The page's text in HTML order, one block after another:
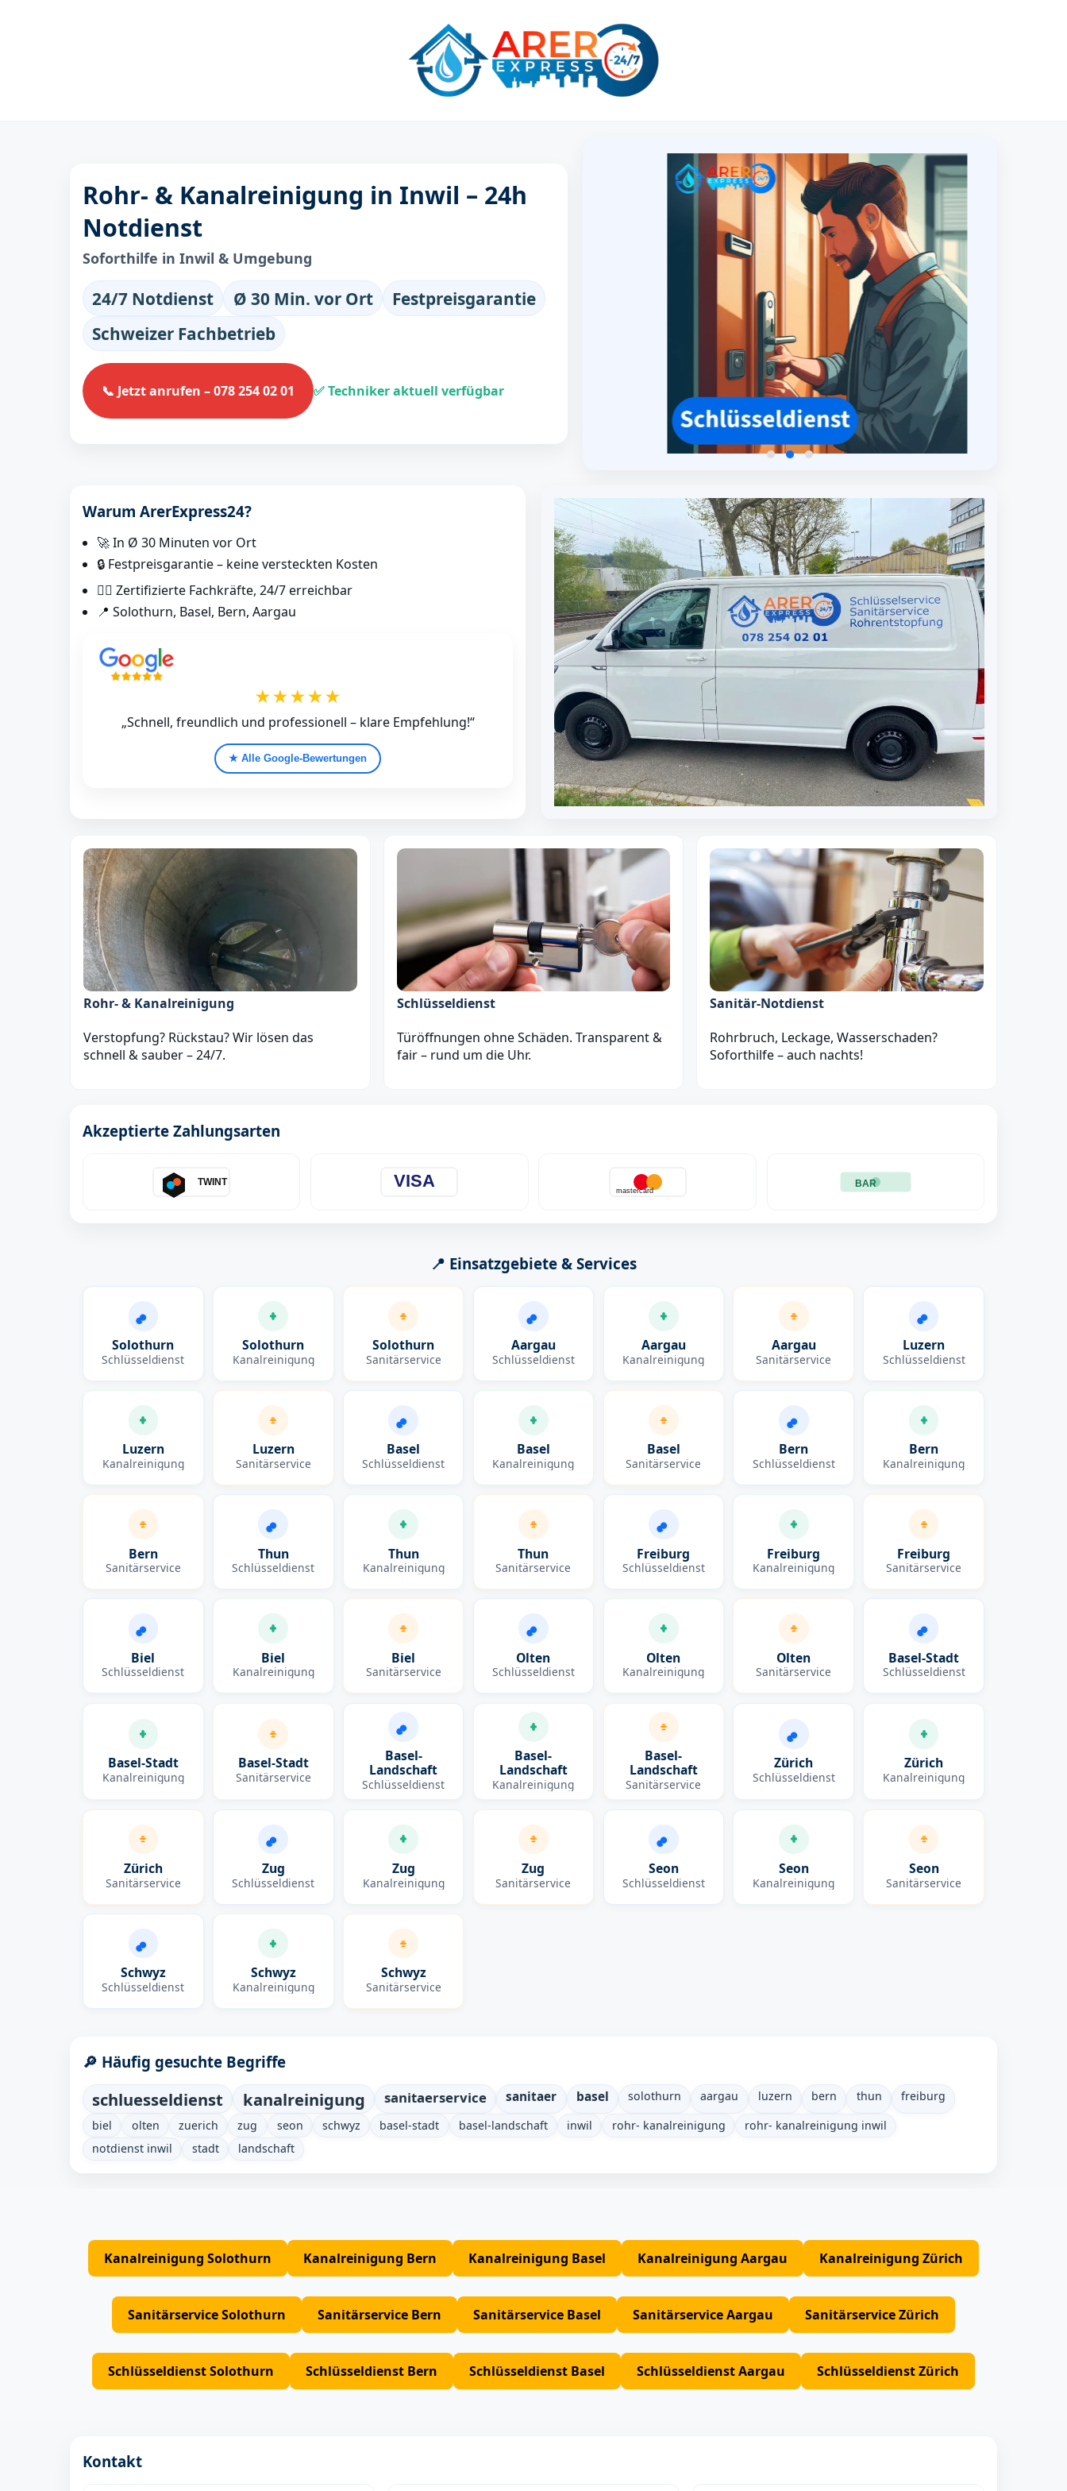
Rohr- & Kanalreinigung in Inwil – 24h
Notdienst
Soforthilfe in Inwil & Umgebung
24/7 Notdienst Ø 30 Min. vor Ort
Festpreisgarantie
Schweizer Fachbetrieb
📞 Jetzt anrufen – 078 254 02 01 ✅ Techniker aktuell verfügbar
Warum ArerExpress24?
🚀 In Ø 30 Minuten vor Ort
🔒 Festpreisgarantie – keine versteckten Kosten
👷‍♂️ Zertifizierte Fachkräfte, 24/7 erreichbar
📍 Solothurn, Basel, Bern, Aargau
★★★★★
„Schnell, freundlich und professionell – klare Empfehlung!“
★ Alle Google‑Bewertungen
Rohr- & Kanalreinigung
Verstopfung? Rückstau? Wir lösen das
schnell & sauber – 24/7.
Schlüsseldienst
Türöffnungen ohne Schäden. Transparent &
fair – rund um die Uhr.
Sanitär‑Notdienst
Rohrbruch, Leckage, Wasserschaden?
Soforthilfe – auch nachts!
Akzeptierte Zahlungsarten
TWINT VISA mastercard
BAR
📍 Einsatzgebiete & Services
Solothurn
Schlüsseldienst
Solothurn
Kanalreinigung
Solothurn
Sanitärservice
Aargau
Schlüsseldienst
Aargau
Kanalreinigung
Aargau
Sanitärservice
Luzern
Schlüsseldienst
Luzern
Kanalreinigung
Luzern
Sanitärservice
Basel
Schlüsseldienst
Basel
Kanalreinigung
Basel
Sanitärservice
Bern
Schlüsseldienst
Bern
Kanalreinigung
Bern
Sanitärservice
Thun
Schlüsseldienst
Thun
Kanalreinigung
Thun
Sanitärservice
Freiburg
Schlüsseldienst
Freiburg
Kanalreinigung
Freiburg
Sanitärservice
Biel
Schlüsseldienst
Biel
Kanalreinigung
Biel
Sanitärservice
Olten
Schlüsseldienst
Olten
Kanalreinigung
Olten
Sanitärservice
Basel-Stadt
Schlüsseldienst
Basel-Stadt
Kanalreinigung
Basel-Stadt
Sanitärservice
Basel-
Landschaft
Schlüsseldienst
Basel-
Landschaft
Kanalreinigung
Basel-
Landschaft
Sanitärservice
Zürich
Schlüsseldienst
Zürich
Kanalreinigung
Zürich
Sanitärservice
Zug
Schlüsseldienst
Zug
Kanalreinigung
Zug
Sanitärservice
Seon
Schlüsseldienst
Seon
Kanalreinigung
Seon
Sanitärservice
Schwyz
Schlüsseldienst
Schwyz
Kanalreinigung
Schwyz
Sanitärservice
🔎 Häufig gesuchte Begriffe
schluesseldienst kanalreinigung sanitaerservice sanitaer basel solothurn aargau luzern bern thun
freiburg
biel
olten zuerich zug seon schwyz basel-stadt basel-landschaft inwil rohr- kanalreinigung
rohr- kanalreinigung inwil
notdienst inwil
stadt landschaft
Kanalreinigung Solothurn Kanalreinigung Bern Kanalreinigung Basel Kanalreinigung Aargau Kanalreinigung Zürich
Sanitärservice Solothurn Sanitärservice Bern Sanitärservice Basel Sanitärservice Aargau Sanitärservice Zürich
Schlüsseldienst Solothurn Schlüsseldienst Bern Schlüsseldienst Basel Schlüsseldienst Aargau Schlüsseldienst Zürich
Kontakt